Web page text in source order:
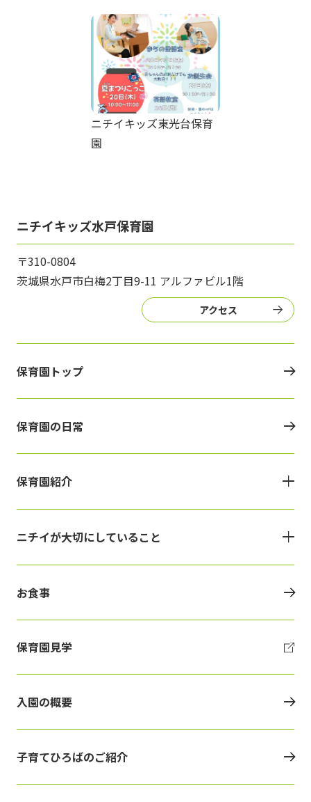
ニチイキッズ東光台保育
園
ニチイキッズ水戸保育園
〒310-0804
茨城県水戸市白梅2丁目9-11 アルファビル1階
アクセス
保育園トップ
保育園の日常
保育園紹介
ニチイが大切にしていること
お食事
保育園見学
入園の概要
子育てひろばのご紹介